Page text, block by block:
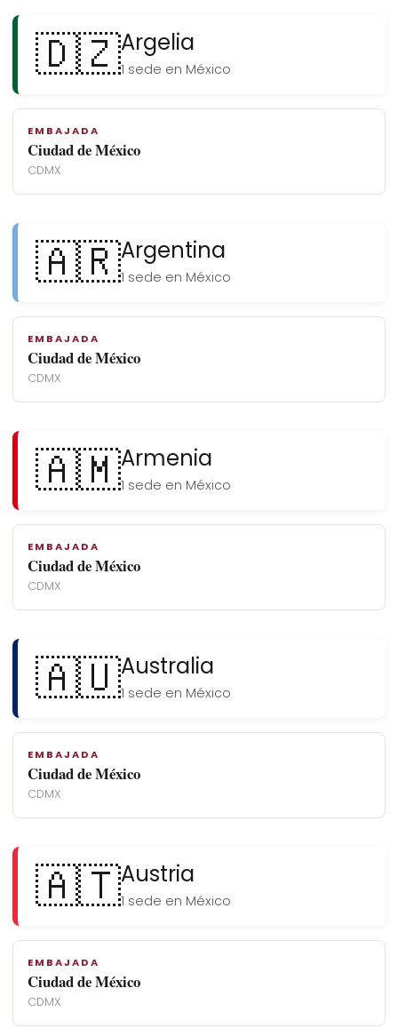
🇩🇿Argelia
1 sede en México
EMBAJADA
Ciudad de México
CDMX
🇦🇷Argentina
1 sede en México
EMBAJADA
Ciudad de México
CDMX
🇦🇲Armenia
1 sede en México
EMBAJADA
Ciudad de México
CDMX
🇦🇺Australia
1 sede en México
EMBAJADA
Ciudad de México
CDMX
🇦🇹Austria
1 sede en México
EMBAJADA
Ciudad de México
CDMX